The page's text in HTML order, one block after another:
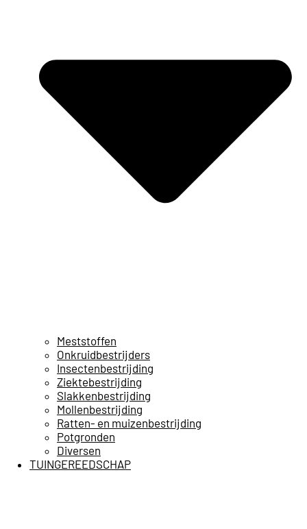
Meststoffen
Onkruidbestrijders
Insectenbestrijding
Ziektebestrijding
Slakkenbestrijding
Mollenbestrijding
Ratten- en muizenbestrijding
Potgronden
Diversen
TUINGEREEDSCHAP